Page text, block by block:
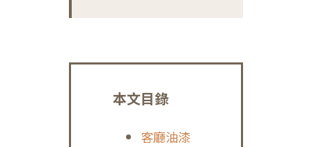
本文目錄
客廳油漆